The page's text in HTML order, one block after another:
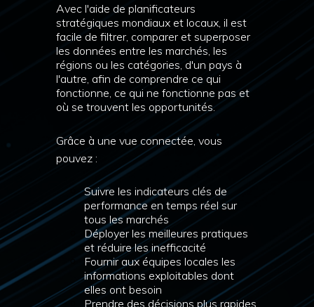
Avec l'aide de planificateurs
stratégiques mondiaux et locaux, il est
facile de filtrer, comparer et superposer
les données entre les marchés, les
régions ou les catégories, d'un pays à
l'autre, afin de comprendre ce qui
fonctionne, ce qui ne fonctionne pas et
où se trouvent les opportunités.
Grâce à une vue connectée, vous
pouvez :
Suivre les indicateurs clés de
performance en temps réel sur
tous les marchés
Déployer les meilleures pratiques
et réduire les inefficacité
Fournir aux équipes locales les
informations exploitables dont
elles ont besoin
Prendre des décisions plus rapides